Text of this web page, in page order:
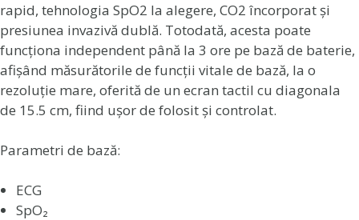
rapid, tehnologia SpO2 la alegere, CO2 încorporat și
presiunea invazivă dublă. Totodată, acesta poate
funcționa independent până la 3 ore pe bază de baterie,
afișând măsurătorile de funcții vitale de bază, la o
rezoluție mare, oferită de un ecran tactil cu diagonala
de 15.5 cm, fiind ușor de folosit și controlat.
Parametri de bază:
ECG
SpO₂